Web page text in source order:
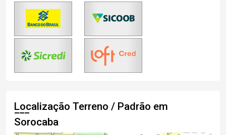
Localização Terreno / Padrão em
Sorocaba